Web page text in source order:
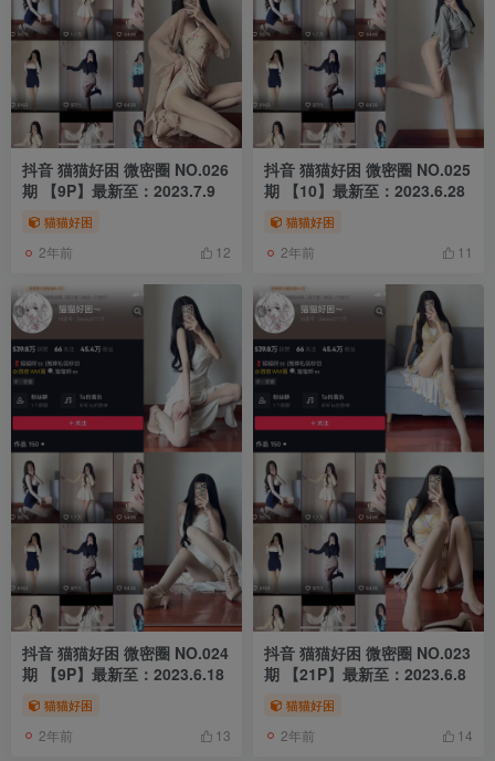
抖音 猫猫好困 微密圈 NO.026
期 【9P】最新至：2023.7.9
猫猫好困
2年前 12
抖音 猫猫好困 微密圈 NO.025
期 【10】最新至：2023.6.28
猫猫好困
2年前 11
抖音 猫猫好困 微密圈 NO.024
期 【9P】最新至：2023.6.18
猫猫好困
2年前 13
抖音 猫猫好困 微密圈 NO.023
期 【21P】最新至：2023.6.8
猫猫好困
2年前 14